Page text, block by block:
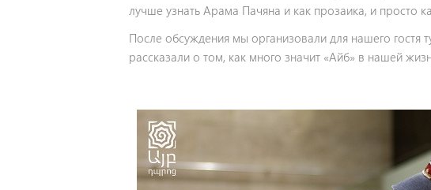
лучше узнать Арама Пачяна и как прозаика, и просто
После обсуждения мы организовали для нашего
рассказали о том, как много значит «Айб» в нашей